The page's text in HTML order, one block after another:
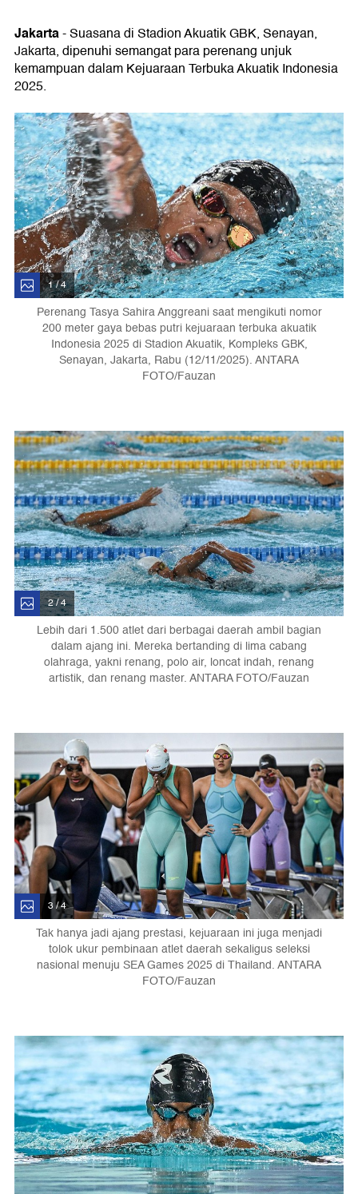
Jakarta- Suasana di Stadion Akuatik GBK, Senayan,
Jakarta, dipenuhi semangat para perenang unjuk
kemampuan dalam Kejuaraan Terbuka Akuatik Indonesia
2025.
1 / 4
Perenang Tasya Sahira Anggreani saat mengikuti nomor
200 meter gaya bebas putri kejuaraan terbuka akuatik
Indonesia 2025 di Stadion Akuatik, Kompleks GBK,
Senayan, Jakarta, Rabu (12/11/2025). ANTARA
FOTO/Fauzan
2 / 4
Lebih dari 1.500 atlet dari berbagai daerah ambil bagian
dalam ajang ini. Mereka bertanding di lima cabang
olahraga, yakni renang, polo air, loncat indah, renang
artistik, dan renang master. ANTARA FOTO/Fauzan
3 / 4
Tak hanya jadi ajang prestasi, kejuaraan ini juga menjadi
tolok ukur pembinaan atlet daerah sekaligus seleksi
nasional menuju SEA Games 2025 di Thailand. ANTARA
FOTO/Fauzan